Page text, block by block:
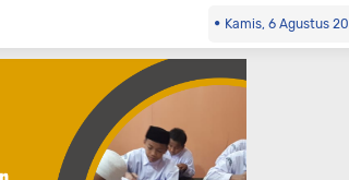
Kamis, 6 Agustus